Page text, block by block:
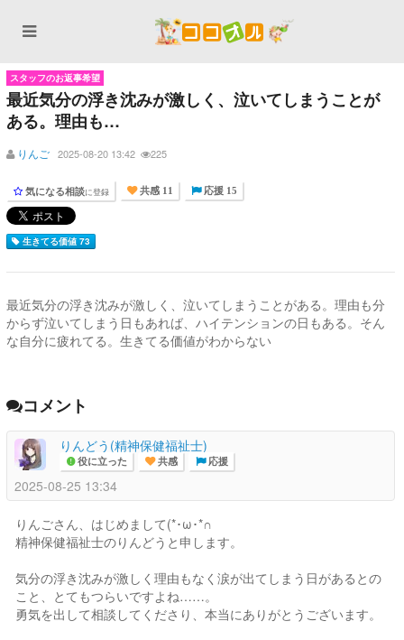
スタッフのお返事希望
最近気分の浮き沈みが激しく、泣いてしまうことが
ある。理由も…
りんご 2025-08-20 13:42 225
気になる相談に登録 共感 11 応援 15
生きてる価値 73
最近気分の浮き沈みが激しく、泣いてしまうことがある。理由も分
からず泣いてしまう日もあれば、ハイテンションの日もある。そん
な自分に疲れてる。生きてる価値がわからない
コメント
りんどう(精神保健福祉士)
役に立った 共感 応援
2025-08-25 13:34
りんごさん、はじめまして(*･ω･*∩
精神保健福祉士のりんどうと申します。
気分の浮き沈みが激しく理由もなく涙が出てしまう日があるとの
こと、とてもつらいですよね……。
勇気を出して相談してくださり、本当にありがとうございます。